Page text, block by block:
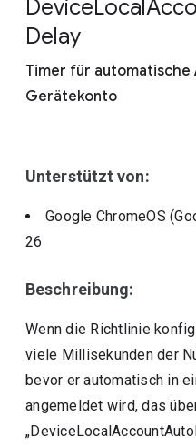
Einschließlich
DeviceLocal
Delay
Timer für automatische
Gerätekonto
Unterstützt von:
Google ChromeOS
26
Beschreibung:
Wenn die Richtlinie
viele Millisekunden der
bevor er automatisch in
angemeldet wird, das